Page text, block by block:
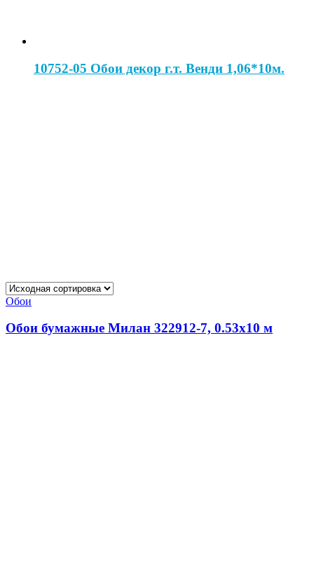
10752-05 Обои декор г.т. Венди 1,06*10м.
Обои
Обои бумажные Милан 322912-7, 0.53х10 м